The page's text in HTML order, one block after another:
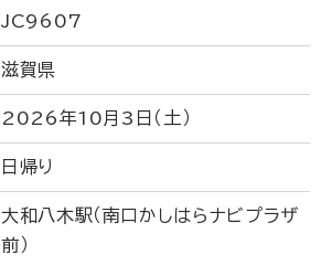
JC9607
滋賀県
2026年10月3日（土）
日帰り
大和八木駅（南口かしはらナビプラザ
前）